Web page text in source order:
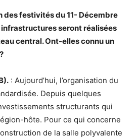
des festivités du 11- Décembre
infrastructures seront réalisées
central. Ont-elles connu un
: Aujourd’hui, l’organisation du
Depuis quelques
structurants qui
hôte. Pour ce qui concerne
de la salle polyvalente